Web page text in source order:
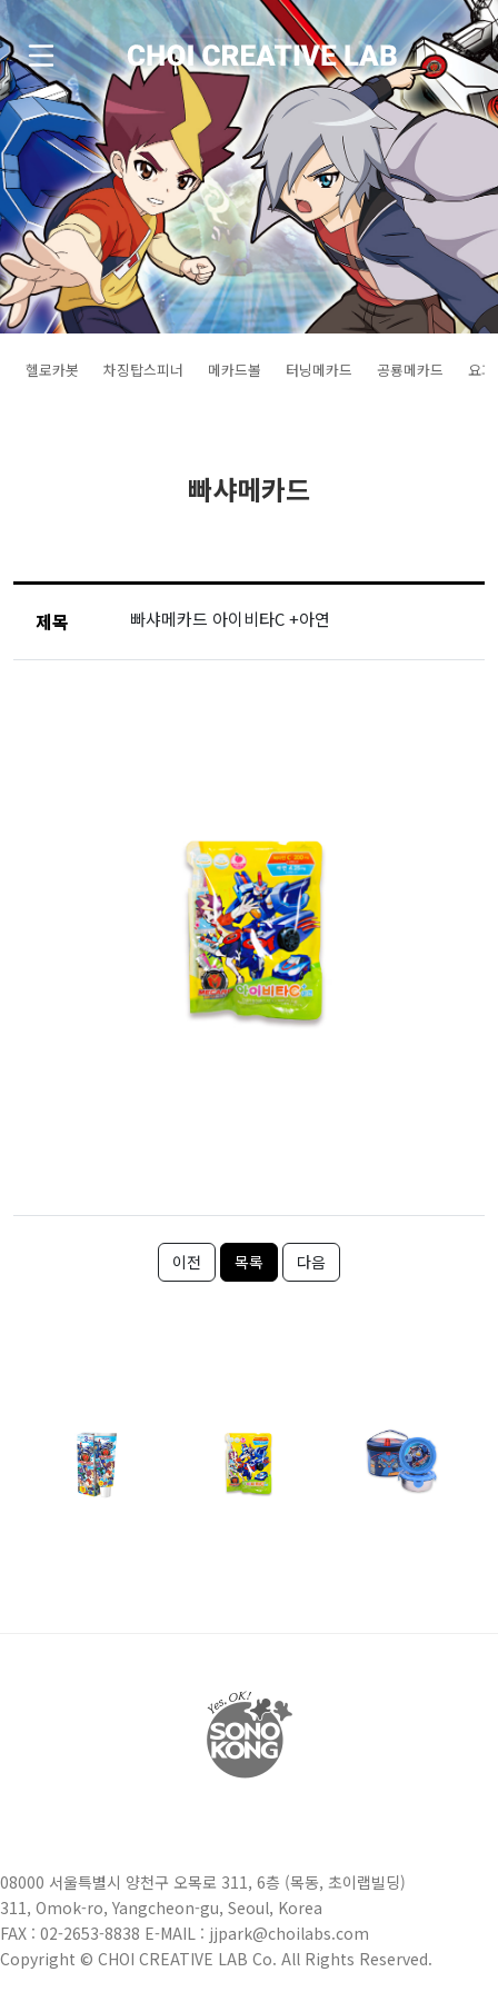
헬로카봇 차징탑스피너 메카드볼 터닝메카드 공룡메카드 요
빠샤메카드
제목 빠샤메카드 아이비타C +아연
이전 목록 다음
08000 서울특별시 양천구 오목로 311, 6층 (목동, 초이랩빌딩)
311, Omok-ro, Yangcheon-gu, Seoul, Korea
FAX : 02-2653-8838 E-MAIL : jjpark@choilabs.com
Copyright © CHOI CREATIVE LAB Co. All Rights Reserved.